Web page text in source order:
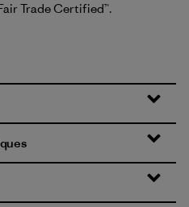
Trade Certified™.